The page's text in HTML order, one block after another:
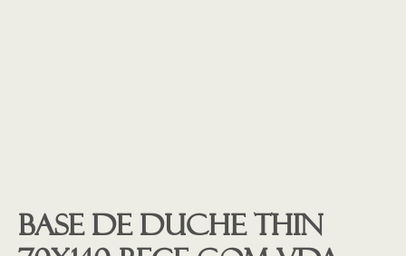
Base de duche THIN